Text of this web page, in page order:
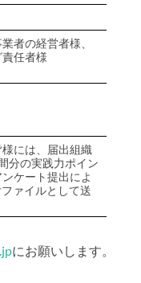
者の経営者様、
任者様
様には、届出組織
分の実践力ポイン
ケート提出によ
ァイルとして送
にお願いします。